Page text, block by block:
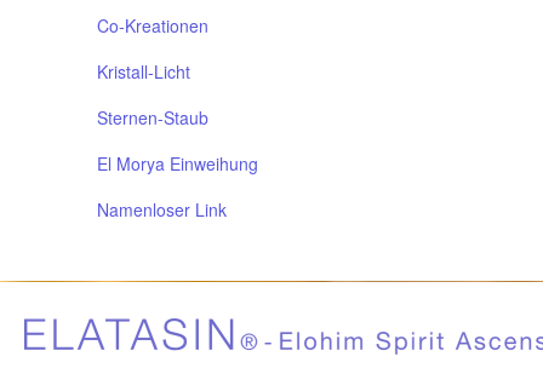
Co-Kreationen
Kristall-Licht
Sternen-Staub
El Morya Einweihung
Namenloser Link